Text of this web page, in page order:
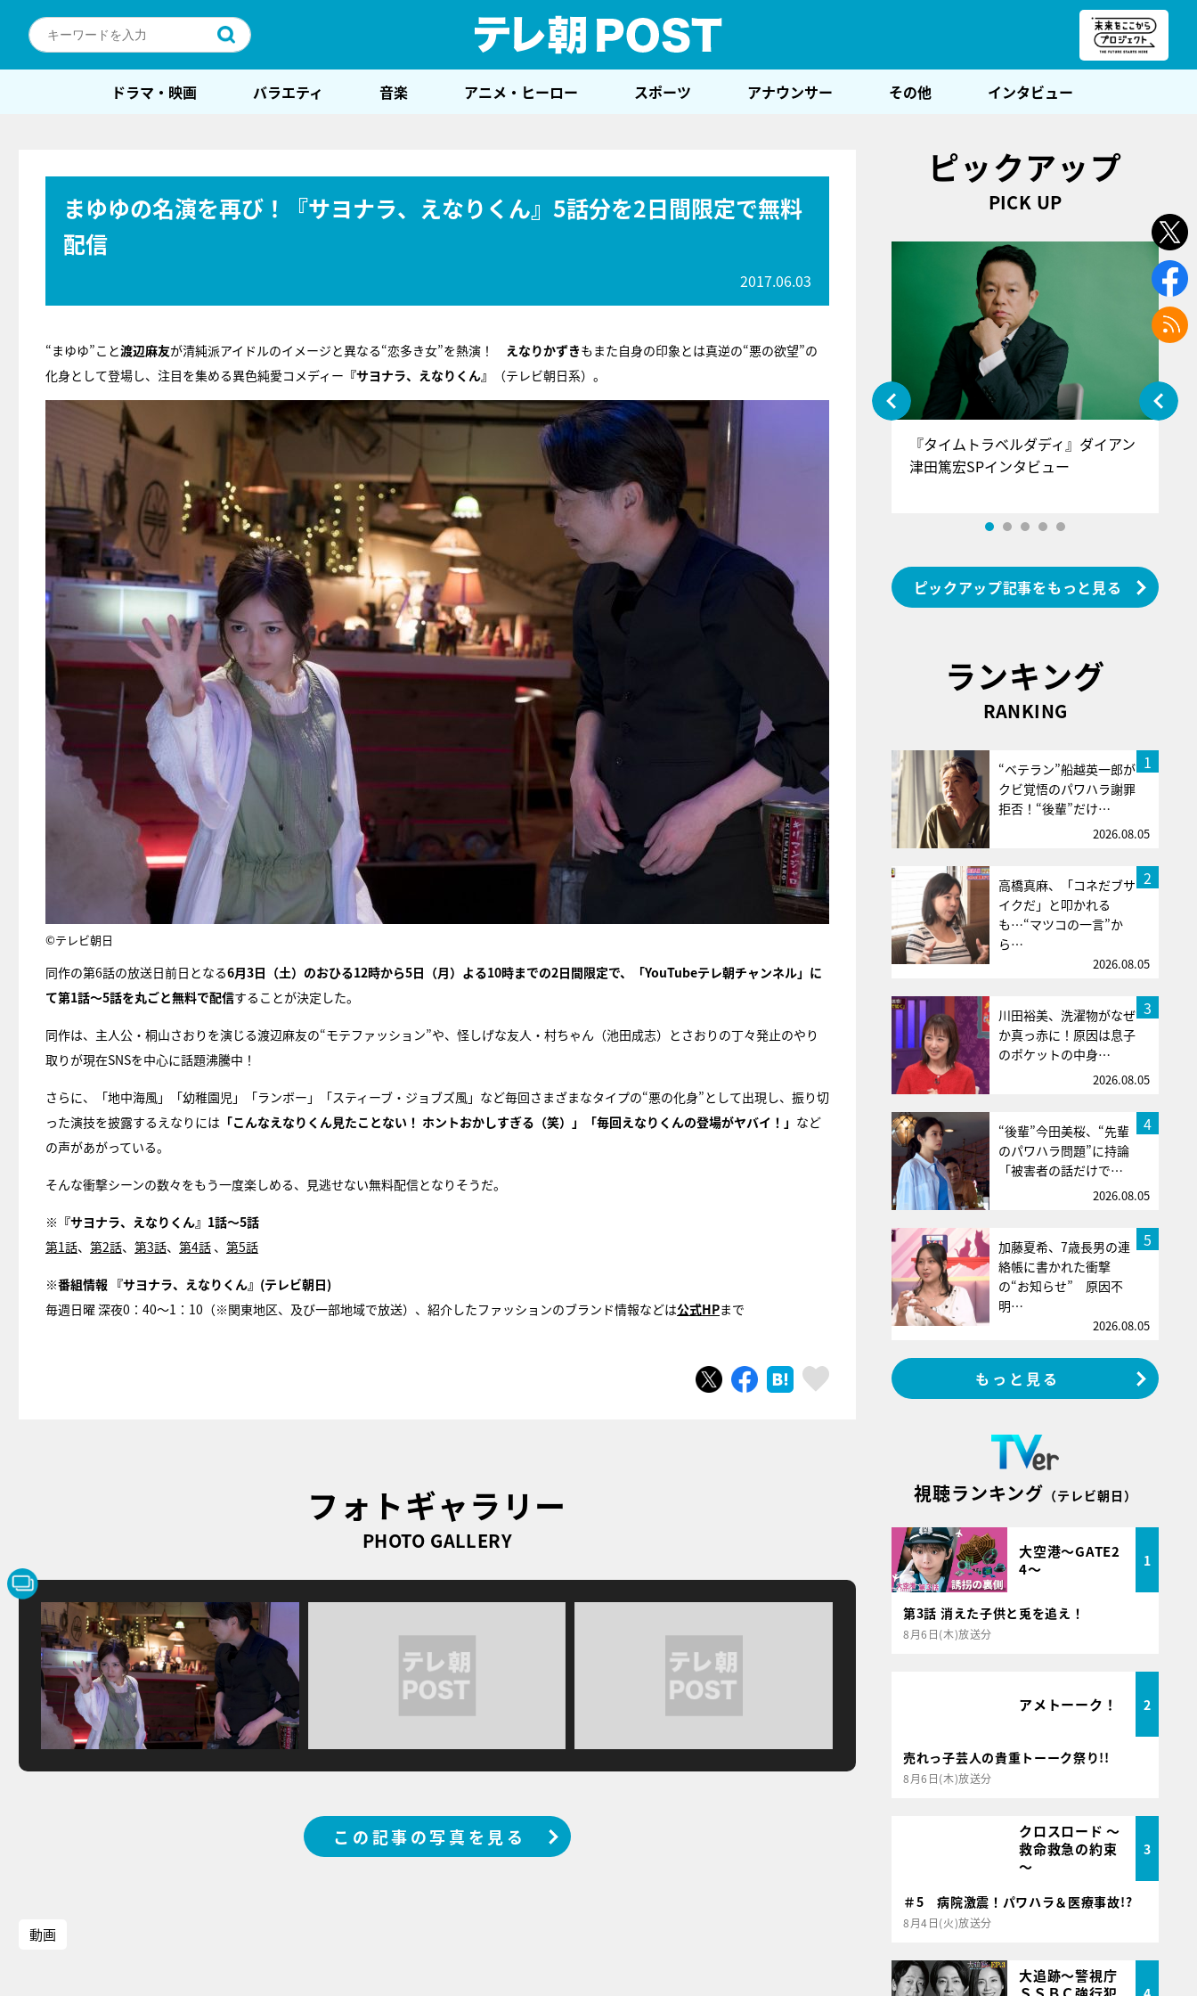
ドラマ・映画 バラエティ 音楽 アニメ・ヒーロー スポーツ アナウンサー その他 インタビュー
まゆゆの名演を再び！『サヨナラ、えなりくん』5話分を2日間限定で無料
配信
2017.06.03
“まゆゆ”こと渡辺麻友が清純派アイドルのイメージと異なる“恋多き女”を熱演！ えなりかずきもまた自身の印象とは真逆の“悪の欲望”の
化身として登場し、注目を集める異色純愛コメディー 『サヨナラ、えなりくん』 （テレビ朝日系）。
©テレビ朝日
同作の第6話の放送日前日となる6月3日（土）のおひる12時から5日（月）よる10時までの2日間限定で、「YouTubeテレ朝チャンネル」に
て第1話～5話を丸ごと無料で配信することが決定した。
同作は、主人公・桐山さおりを演じる渡辺麻友の“モテファッション”や、怪しげな友人・村ちゃん（池田成志）とさおりの丁々発止のやり
取りが現在SNSを中心に話題沸騰中！
さらに、「地中海風」「幼稚園児」「ランボー」「スティーブ・ジョブズ風」など毎回さまざまなタイプの“悪の化身”として出現し、振り切
った演技を披露するえなりには 「こんなえなりくん見たことない！ ホントおかしすぎる（笑）」「毎回えなりくんの登場がヤバイ！」 など
の声があがっている。
そんな衝撃シーンの数々をもう一度楽しめる、見逃せない無料配信となりそうだ。
※『サヨナラ、えなりくん』1話〜5話
第1話、 第2話、 第3話、 第4話 、 第5話
※番組情報 『サヨナラ、えなりくん』(テレビ朝日)
毎週日曜 深夜0：40～1：10（※関東地区、及び一部地域で放送）、紹介したファッションのブランド情報などは公式HPまで
ツイートシェア はてブ スキボタン
フォトギャラリー
PHOTO GALLERY
この記事の写真を見る
動画
ピックアップ
PICK UP
『アイ＝ラブ！げーみんぐ』＝LOV
E齋藤樹愛羅＆佐々木舞香SPインタ
ビュー
『タイムトラベルダディ』ダイアン
津田篤宏SPインタビュー
ピックアップ記事をもっと見る
ランキング
RANKING
1
“ベテラン”船越英一郎が
クビ覚悟のパワハラ謝罪
拒否！“後輩”だけ…
2026.08.05
2
高橋真麻、「コネだブサ
イクだ」と叩かれる
も…“マツコの一言”か
ら…
2026.08.05
3
川田裕美、洗濯物がなぜ
か真っ赤に！原因は息子
のポケットの中身…
2026.08.05
4
“後輩”今田美桜、“先輩
のパワハラ問題”に持論
「被害者の話だけで…
2026.08.05
5
加藤夏希、7歳長男の連
絡帳に書かれた衝撃
の“お知らせ” 原因不
明…
2026.08.05
もっと見る
視聴ランキング （テレビ朝日）
大空港～GATE2
4～
1
第3話 消えた子供と兎を追え！
8月6日(木)放送分
アメトーーク！ 2
売れっ子芸人の貴重トーーク祭り!!
8月6日(木)放送分
クロスロード ～
救命救急の約束
～
3
＃5 病院激震！パワハラ＆医療事故!?
8月4日(火)放送分
大追跡～警視庁